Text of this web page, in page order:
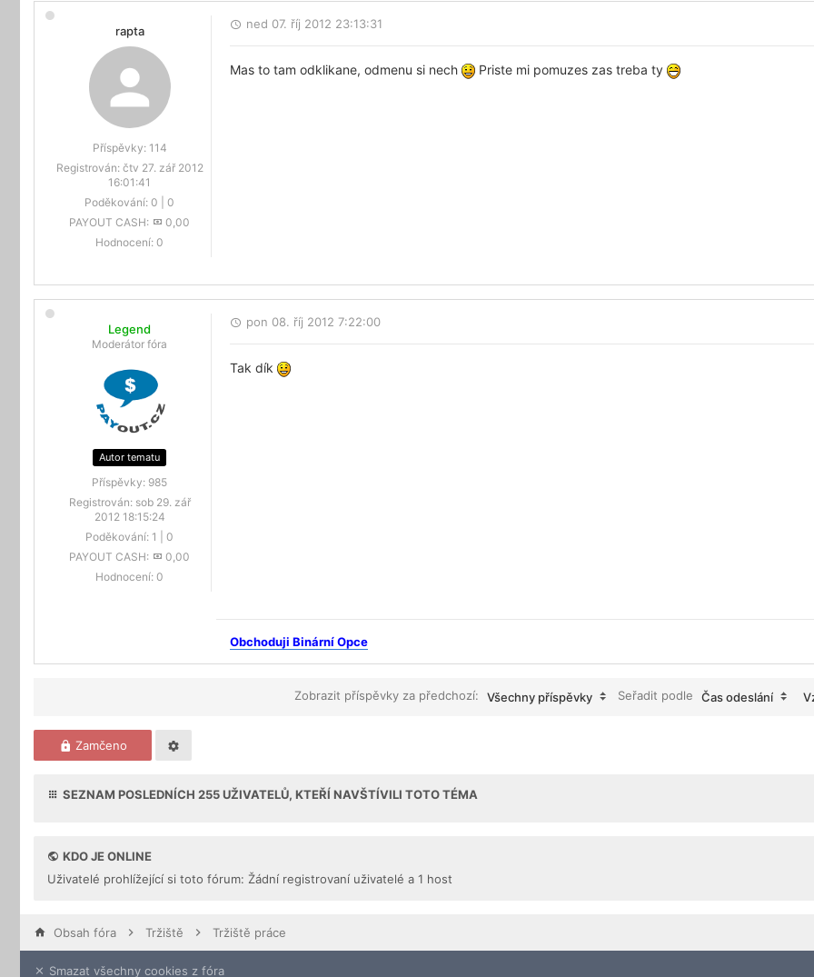
rapta
Příspěvky: 114
Registrován: čtv 27. zář 2012
16:01:41
Poděkování: 0
0
PAYOUT CASH:
0,00
Hodnocení: 0
ned 07. říj 2012 23:13:31
Mas to tam odklikane, odmenu si nech Priste mi pomuzes zas treba ty
Legend
Moderátor fóra
Autor tematu
Příspěvky: 985
Registrován: sob 29. zář
2012 18:15:24
Poděkování: 1
0
PAYOUT CASH:
0,00
Hodnocení: 0
pon 08. říj 2012 7:22:00
Tak dík
Obchoduji Binární Opce
Zobrazit příspěvky za předchozí: Všechny příspěvky Seřadit podle Čas odeslání
Zamčeno
SEZNAM POSLEDNÍCH 255UŽIVATELŮ, KTEŘÍ NAVŠTÍVILI TOTO TÉMA
KDO JE ONLINE
Uživatelé prohlížející si toto fórum: Žádní registrovaní uživatelé a 1 host
Obsah fóra Tržiště Tržiště práce
Smazat všechny cookies z fóra